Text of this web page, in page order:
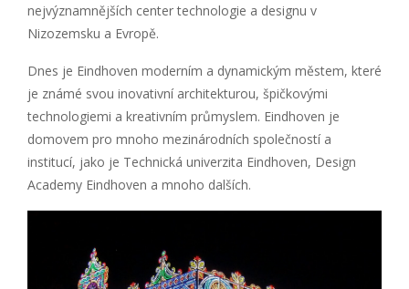
nejvýznamnějších center technologie a designu v
Nizozemsku a Evropě.
Dnes je Eindhoven moderním a dynamickým městem, které
je známé svou inovativní architekturou, špičkovými
technologiemi a kreativním průmyslem. Eindhoven je
domovem pro mnoho mezinárodních společností a
institucí, jako je Technická univerzita Eindhoven, Design
Academy Eindhoven a mnoho dalších.